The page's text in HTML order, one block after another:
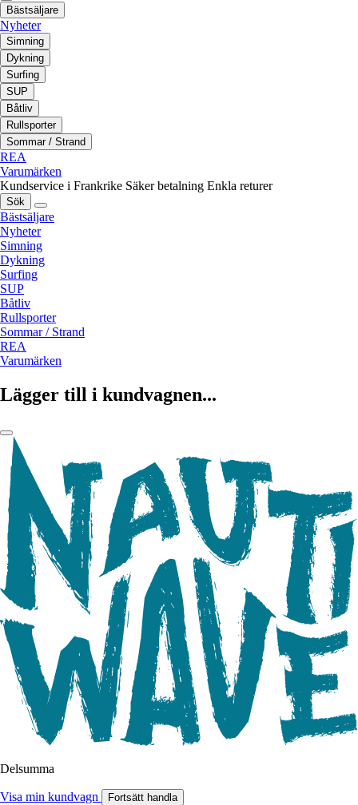
Bästsäljare
Nyheter
Simning
Dykning
Surfing
SUP
Båtliv
Rullsporter
Sommar / Strand
REA
Varumärken
Kundservice i Frankrike Säker betalning Enkla returer
Sök
Bästsäljare
Nyheter
Simning
Dykning
Surfing
SUP
Båtliv
Rullsporter
Sommar / Strand
REA
Varumärken
Lägger till i kundvagnen...
Delsumma
Visa min kundvagn Fortsätt handla